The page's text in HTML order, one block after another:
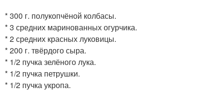
* 300 г. полукопчёной колбасы.
* 3 средних маринованных огурчика.
* 2 средних красных луковицы.
* 200 г. твёрдого сыра.
* 1/2 пучка зелёного лука.
* 1/2 пучка петрушки.
* 1/2 пучка укропа.